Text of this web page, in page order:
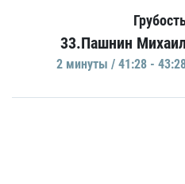
33.Пашнин Михаил
2 минуты / 41:28 -